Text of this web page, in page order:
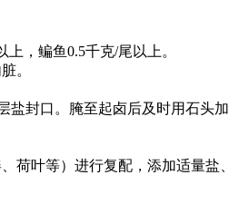
上，鳊鱼0.5千克/尾以上。
。
盐封口。腌至起卤后及时用石头加
荷叶等）进行复配，添加适量盐、